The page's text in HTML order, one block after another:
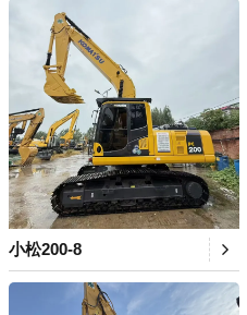
小松200-8